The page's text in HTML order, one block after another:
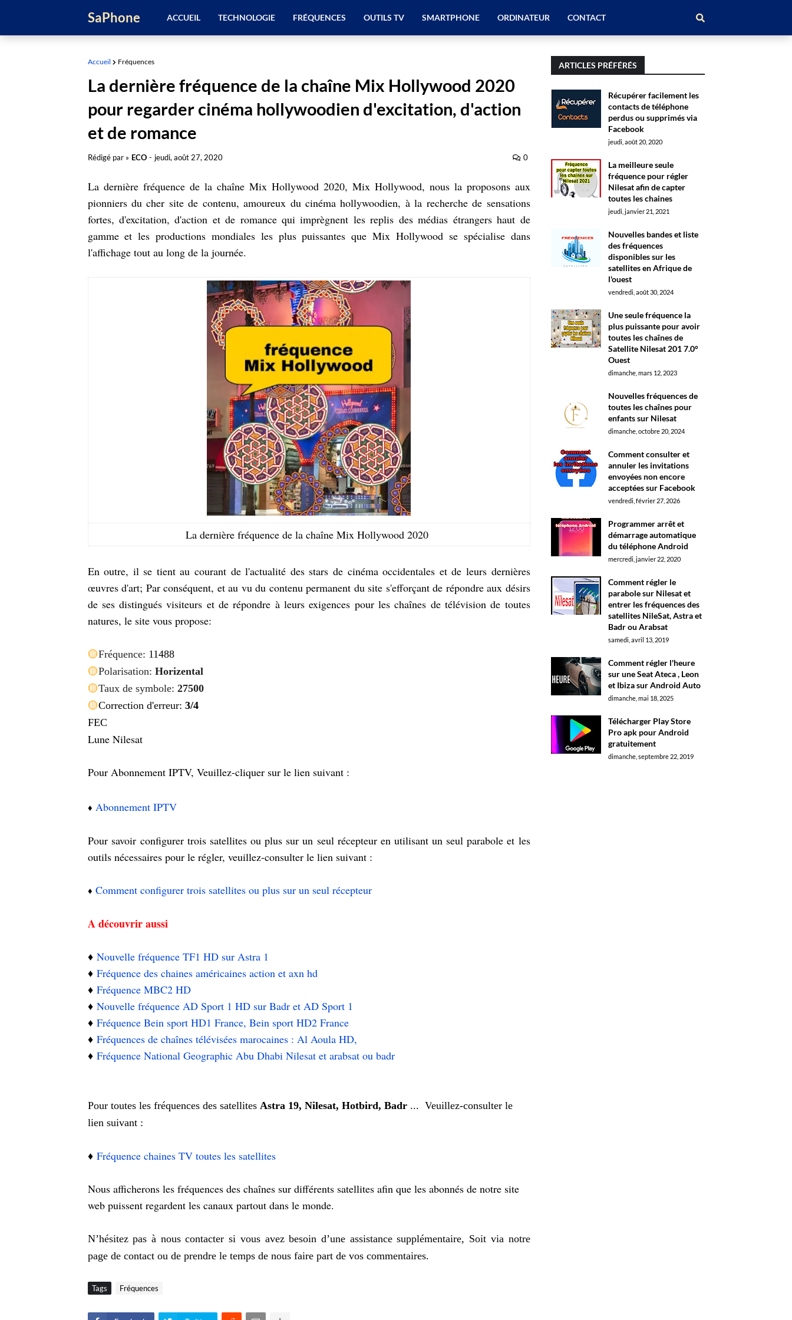
SaPhone ACCUEIL TECHNOLOGIE FRÉQUENCES OUTILS TV SMARTPHONE ORDINATEUR CONTACT
Accueil Fréquences
La dernière fréquence de la chaîne Mix Hollywood 2020
pour regarder cinéma hollywoodien d'excitation, d'action
et de romance
Rédigé par » ECO - jeudi, août 27, 2020 0
La dernière fréquence de la chaîne Mix Hollywood 2020, Mix Hollywood, nous la proposons aux
pionniers du cher site de contenu, amoureux du cinéma hollywoodien, à la recherche de sensations
fortes, d'excitation, d'action et de romance qui imprègnent les replis des médias étrangers haut de
gamme et les productions mondiales les plus puissantes que Mix Hollywood se spécialise dans
l'affichage tout au long de la journée.
La dernière fréquence de la chaîne Mix Hollywood 2020
En outre, il se tient au courant de l'actualité des stars de cinéma occidentales et de leurs dernières
œuvres d'art; Par conséquent, et au vu du contenu permanent du site s'efforçant de répondre aux désirs
de ses distingués visiteurs et de répondre à leurs exigences pour les chaînes de télévision de toutes
natures, le site vous propose:
🟡Fréquence: 11488
🟡Polarisation: Horizental
🟡Taux de symbole: 27500
🟡Correction d'erreur: 3/4
FEC
Lune Nilesat
Pour Abonnement IPTV, Veuillez-cliquer sur le lien suivant :
♦️ Abonnement IPTV
Pour savoir configurer trois satellites ou plus sur un seul récepteur en utilisant un seul parabole et les
outils nécessaires pour le régler, veuillez-consulter le lien suivant :
♦️ Comment configurer trois satellites ou plus sur un seul récepteur
A découvrir aussi
♦️ Nouvelle fréquence TF1 HD sur Astra 1
♦️ Fréquence des chaines américaines action et axn hd
♦️ Fréquence MBC2 HD
♦️ Nouvelle fréquence AD Sport 1 HD sur Badr et AD Sport 1
♦️ Fréquence Bein sport HD1 France, Bein sport HD2 France
♦️ Fréquences de chaînes télévisées marocaines : Al Aoula HD,
♦️ Fréquence National Geographic Abu Dhabi Nilesat et arabsat ou badr
Pour toutes les fréquences des satellites Astra 19, Nilesat, Hotbird, Badr... Veuillez-consulter le
lien suivant :
♦️ Fréquence chaines TV toutes les satellites
Nous afficherons les fréquences des chaînes sur différents satellites afin que les abonnés de notre site
web puissent regardent les canaux partout dans le monde.
N’hésitez pas à nous contacter si vous avez besoin d’une assistance supplémentaire, Soit via notre
page de contact ou de prendre le temps de nous faire part de vos commentaires.
Tags Fréquences
ARTICLES PRÉFÉRÉS
Récupérer facilement les
contacts de téléphone
perdus ou supprimés via
Facebook
jeudi, août 20, 2020
La meilleure seule
fréquence pour régler
Nilesat afin de capter
toutes les chaines
jeudi, janvier 21, 2021
Nouvelles bandes et liste
des fréquences
disponibles sur les
satellites en Afrique de
l'ouest
vendredi, août 30, 2024
Une seule fréquence la
plus puissante pour avoir
toutes les chaînes de
Satellite Nilesat 201 7.0°
Ouest
dimanche, mars 12, 2023
Nouvelles fréquences de
toutes les chaînes pour
enfants sur Nilesat
dimanche, octobre 20, 2024
Comment consulter et
annuler les invitations
envoyées non encore
acceptées sur Facebook
vendredi, février 27, 2026
Programmer arrêt et
démarrage automatique
du téléphone Android
mercredi, janvier 22, 2020
Comment régler le
parabole sur Nilesat et
entrer les fréquences des
satellites NileSat, Astra et
Badr ou Arabsat
samedi, avril 13, 2019
Comment régler l'heure
sur une Seat Ateca , Leon
et Ibiza sur Android Auto
dimanche, mai 18, 2025
Télécharger Play Store
Pro apk pour Android
gratuitement
dimanche, septembre 22, 2019